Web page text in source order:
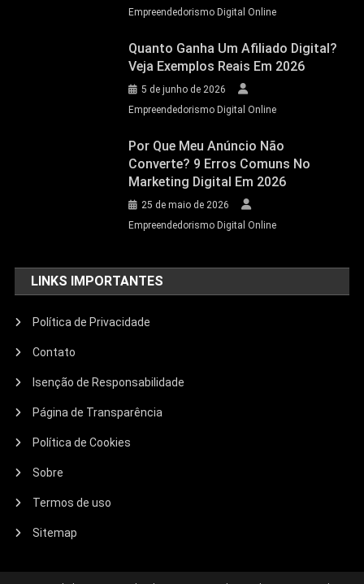
Empreendedorismo Digital Online
Quanto Ganha Um Afiliado Digital?
Veja Exemplos Reais Em 2026
5 de junho de 2026
Empreendedorismo Digital Online
Por Que Meu Anúncio Não
Converte? 9 Erros Comuns No
Marketing Digital Em 2026
25 de maio de 2026
Empreendedorismo Digital Online
LINKS IMPORTANTES
Política de Privacidade
Contato
Isenção de Responsabilidade
Página de Transparência
Política de Cookies
Sobre
Termos de uso
Sitemap